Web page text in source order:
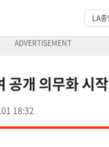
공개 의무화 시작
18:32